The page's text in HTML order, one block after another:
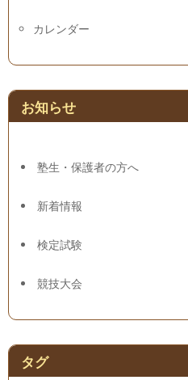
カレンダー
お知らせ
塾生・保護者の方へ
新着情報
検定試験
競技大会
タグ